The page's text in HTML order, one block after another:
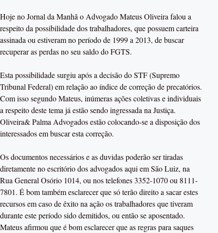
Hoje no Jornal da Manhã o Advogado Mateus Oliveira falou a
respeito da possibilidade dos trabalhadores, que possuem carteira
assinada ou estiveram no período de 1999 a 2013, de buscar
recuperar as perdas no seu saldo do FGTS.
Esta possibilidade surgiu após a decisão do STF (Supremo
Tribunal Federal) em relação ao índice de correção de precatórios.
Com isso segundo Mateus, inúmeras ações coletivas e individuais
a respeito deste tema já estão sendo ingressada na Justiça.
Oliveira& Palma Advogados estão colocando-se a disposição dos
interessados em buscar esta correção.
Os documentos necessários e as duvidas poderão ser tiradas
diretamente no escritório dos advogados aqui em São Luiz, na
Rua General Osório 1014, ou nos telefones 3352-1070 ou 8111-
7801. É bom também esclarecer que só terão direito a sacar estes
recursos em caso de êxito na ação os trabalhadores que tiveram
durante este período sido demitidos, ou então se aposentado.
Mateus afirmou que é bom esclarecer que as regras para saques